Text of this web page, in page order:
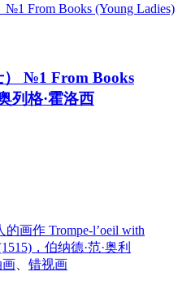
） №1 From Books
列格·霍洛西
画 错视画